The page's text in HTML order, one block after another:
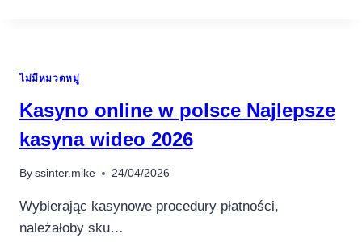
مصدر
دخل
حقيقي
ไม่มีหมวดหมู่
Kasyno online w polsce Najlepsze
kasyna wideo 2026
By ssinter.mike 24/04/2026
Wybierając kasynowe procedury płatności,
należałoby sku…